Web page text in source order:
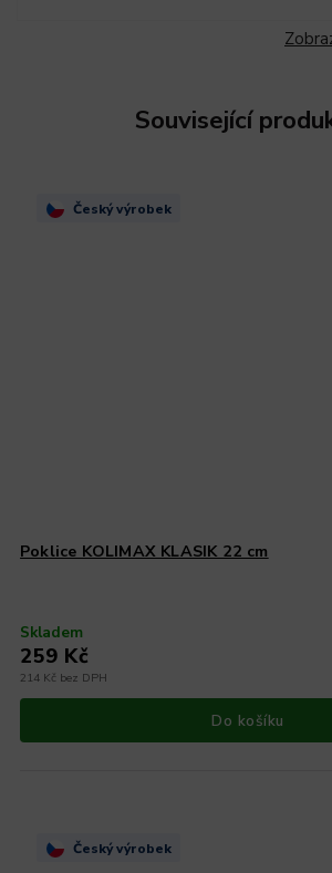
Související
Český výrobek
Poklice KOLIMAX KLASIK 22 cm
Skladem
214 Kč bez DPH
259 Kč
Do košíku
Český výrobek